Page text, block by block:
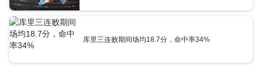
库里三连败期间场均18.7分，命中率34%